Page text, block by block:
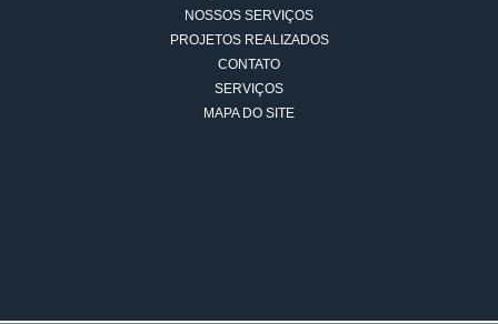
NOSSOS SERVIÇOS
PROJETOS REALIZADOS
CONTATO
SERVIÇOS
MAPA DO SITE